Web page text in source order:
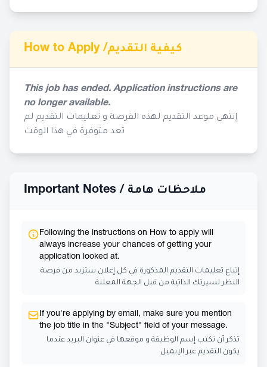
How to Apply /كيفية التقديم
This job has ended. Application instructions are
no longer available.
إنتهى موعد التقديم لهذه الفرصة و تعليمات التقديم لم
تعد متوفرة في هذا الوقت
Important Notes / ملاحظات هامة
Following the instructions on How to apply will
always increase your chances of getting your
application looked at.
إتباع تعليمات التقديم المذكورة في كل إعلان ستزيد من فرصة
النظر لسيرتك الذاتية من قبل الجهة المعلنة
If you're applying by email, make sure you mention
the job title in the "Subject" field of your message.
تذكر أن تكتب إسم الوظيفة و موقعها في عنوان البريد عندما
يكون التقديم عبر الإيميل